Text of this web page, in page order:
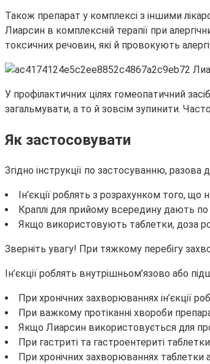
Також препарат у комплексі з іншими
Лиарсин в комплексній терапії при
токсичних речовин, які й провокують
У профілактичних цілях гомеопатичний
загальмувати, а то й зовсім зупинити.
Як застосовувати
Згідно інструкції по застосуванню,
Ін’єкції роблять з розрахунком того,
Краплі для прийому всередину дають по
Якщо використовують таблетки, доза
Зверніть увагу! При тяжкому перебігу
Ін’єкції роблять внутрішньом’язово або
При хронічних захворюваннях ін’єкції
При важкому протіканні хвороби
Якщо Лиарсин використовується для
При гастриті та гастроентериті
При хронічних захворюваннях таблетки